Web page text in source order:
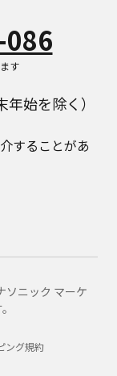
す
始を除く）
することがあ
ソニック マーケ
ング規約